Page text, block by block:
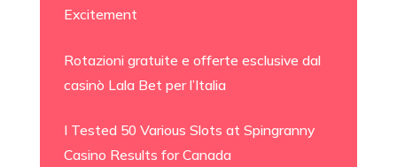
Excitement
Rotazioni gratuite e offerte esclusive dal
casinò Lala Bet per l’Italia
I Tested 50 Various Slots at Spingranny
Casino Results for Canada